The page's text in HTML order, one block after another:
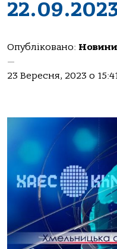
Опубліковано:
—
23 Вересня, 2023 о